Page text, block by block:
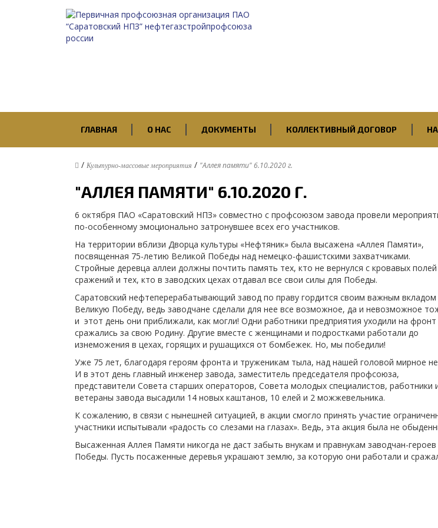
ГЛАВНАЯ О НАС ДОКУМЕНТЫ КОЛЛЕКТИВНЫЙ ДОГОВОР
/ Культурно-массовые мероприятия / "Аллея памяти" 6.10.2020 г.
"АЛЛЕЯ ПАМЯТИ" 6.10.2020 Г.
6 октября ПАО «Саратовский НПЗ» совместно с профсоюзом завода провели
по-особенному эмоционально затронувшее всех его участников.
На территории вблизи Дворца культуры «Нефтяник» была высажена «Аллея Памяти»,
посвященная 75-летию Великой Победы над немецко-фашистскими захватчиками.
Стройные деревца аллеи должны почтить память тех, кто не вернулся с кровавых полей
сражений и тех, кто в заводских цехах отдавал все свои силы для Победы.
Саратовский нефтеперерабатывающий завод по праву гордится своим важным вкладом
Великую Победу, ведь заводчане сделали для нее все возможное, да и невозможное
и этот день они приближали, как могли! Одни работники предприятия уходили на фронт
сражались за свою Родину. Другие вместе с женщинами и подростками работали до
изнеможения в цехах, горящих и рушащихся от бомбежек. Но, мы победили!
Уже 75 лет, благодаря героям фронта и труженикам тыла, над нашей головой мирное
И в этот день главный инженер завода, заместитель председателя профсоюза,
представители Совета старших операторов, Совета молодых специалистов, работники
ветераны завода высадили 14 новых каштанов, 10 елей и 2 можжевельника.
К сожалению, в связи с нынешней ситуацией, в акции смогло принять участие
участники испытывали «радость со слезами на глазах». Ведь, эта акция была не
Высаженная Аллея Памяти никогда не даст забыть внукам и правнукам заводчан-
Победы. Пусть посаженные деревья украшают землю, за которую они работали и